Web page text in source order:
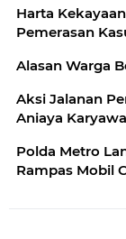
Harta
Pemerasan
Alasan Warga
Aksi Jalanan
Aniaya
Polda Metro
Rampas Mobil